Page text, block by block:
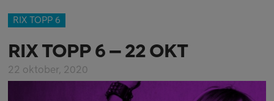
RIX TOPP 6
RIX TOPP 6 – 22 OKT
22 oktober, 2020